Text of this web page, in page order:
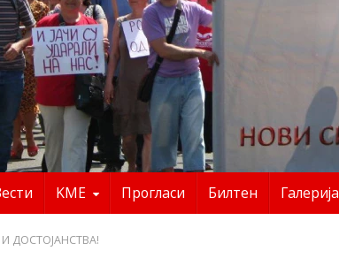
KME Прогласи Билтен Галерија
ДОСТОЈАНСТВА!